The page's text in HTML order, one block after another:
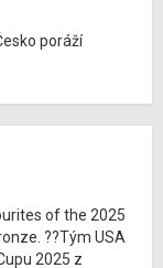
poráží
of the 2025
??Tým USA
2025 z